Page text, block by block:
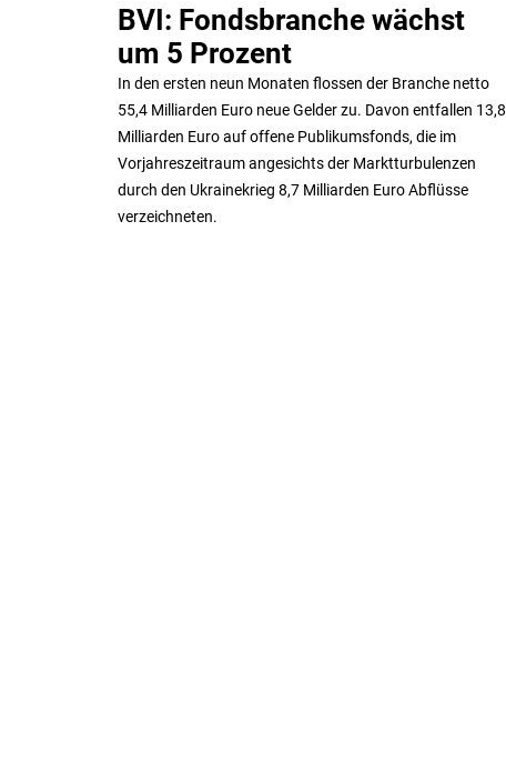
BVI: Fondsbranche wächst
um 5 Prozent
In den ersten neun Monaten flossen der Branche netto
55,4 Milliarden Euro neue Gelder zu. Davon entfallen 13,8
Milliarden Euro auf offene Publikumsfonds, die im
Vorjahreszeitraum angesichts der Marktturbulenzen
durch den Ukrainekrieg 8,7 Milliarden Euro Abflüsse
verzeichneten.